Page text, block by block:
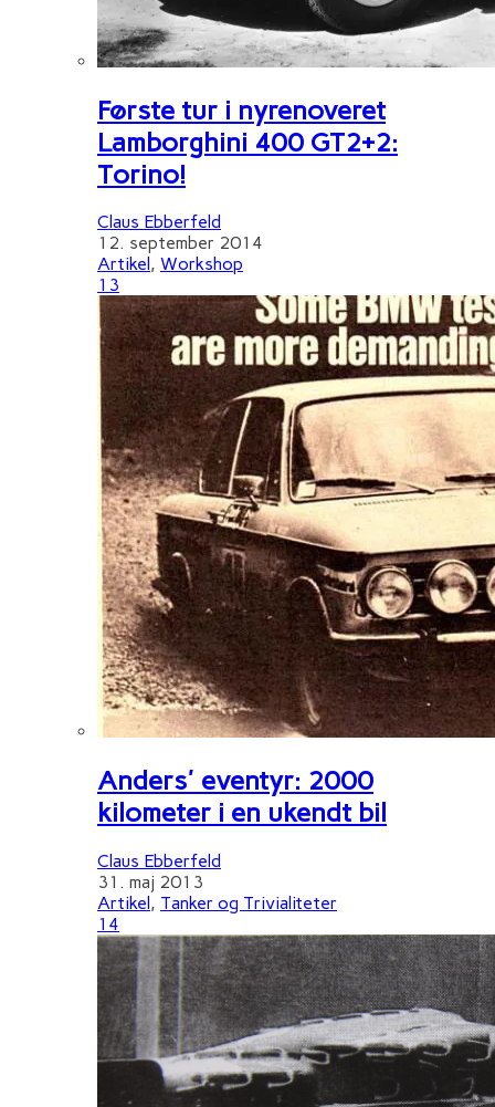
Første tur i nyrenoveret
Lamborghini 400 GT2+2:
Torino!
Claus Ebberfeld
12. september 2014
Artikel , Workshop
13
Anders' eventyr: 2000
kilometer i en ukendt bil
Claus Ebberfeld
31. maj 2013
Artikel , Tanker og Trivialiteter
14